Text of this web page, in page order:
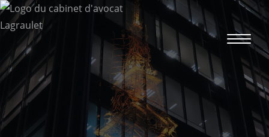
Skip
to
content